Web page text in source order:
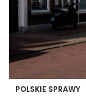
POLSKIE SPRAWY